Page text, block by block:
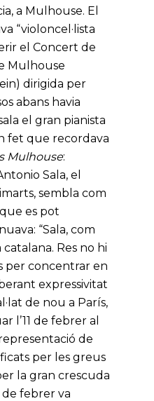
a Mulhouse. El
“violoncel·lista
el Concert de
Mulhouse
dirigida per
abans havia
el gran pianista
fet que recordava
Mulhouse:
Sala, el
sembla com
es pot
“Sala, com
Res no hi
per concentrar en
expressivitat
de nou a París,
l’11 de febrer al
de
per les greus
la gran crescuda
de febrer va